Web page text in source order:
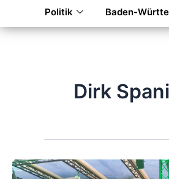
Politik Baden-
Dirk